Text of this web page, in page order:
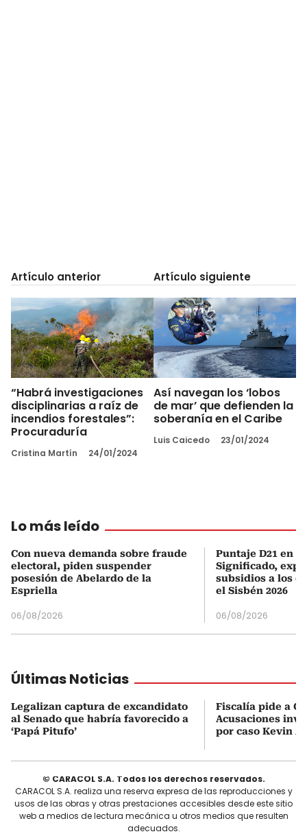
Artículo anterior
“Habrá investigaciones
disciplinarias a raíz de
incendios forestales”:
Procuraduría
Cristina Martín 24/01/2024
Artículo siguiente
Así navegan los ‘lobos
de mar’ que defienden la
soberanía en el Caribe
Luis Caicedo 23/01/2024
Lo más leído
Con nueva demanda sobre fraude
electoral, piden suspender
posesión de Abelardo de la
Espriella
06/08/2026
Puntaje D21 en
Significado,
subsidios a los
el Sisbén 2026
06/08/2026
Últimas Noticias
Legalizan captura de excandidato
al Senado que habría favorecido a
‘Papá Pitufo’
Fiscalía pide a
Acusaciones
por caso Kevin
© CARACOL S.A. Todos los derechos reservados.
CARACOL S.A. realiza una reserva expresa de las reproducciones y
usos de las obras y otras prestaciones accesibles desde este sitio
web a medios de lectura mecánica u otros medios que resulten
adecuados.